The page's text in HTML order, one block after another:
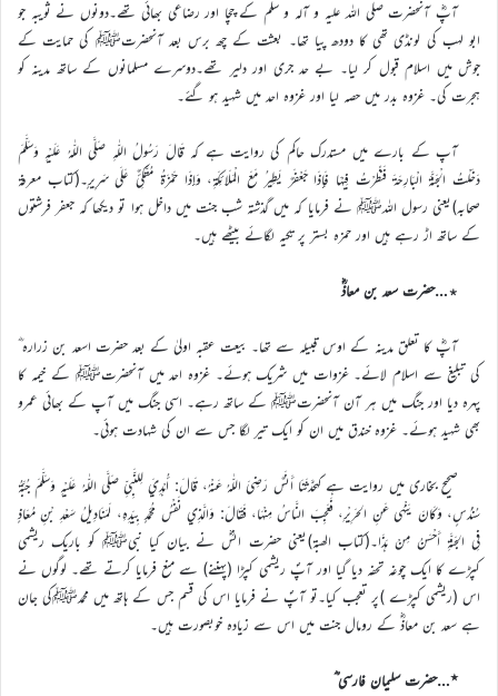
آپؓ آنحضرت صلی اللہ علیہ و آلہ و سلم کے چچا اور رضاعی بھائی تھے۔دونوں نے ثویبہ جو
ابو لہب کی لونڈی تھی کا دودھ پیا تھا۔ بعثت کے چھ برس بعد آنحضرتﷺ کی حمایت کے
جوش میں اسلام قبول کر لیا۔ بے حد جری اور دلیر تھے۔دوسرے مسلمانوں کے ساتھ مدینہ کو
ہجرت کی۔ غزوہ بدر میں حصہ لیا اور غزوہ احد میں شہید ہو گئے۔
آپ کے بارے میں مستدرک حاکم کی روایت ہے کہ قَالَ رَسُولُ اللّٰهِ صَلَّى اللّٰهُ عَلَيْهِ وَسَلَّمَ
دَخَلْتُ الْجَنَّةَ الْبَارِحَةَ فَنَظَرْتُ فِيْهَا فَإِذَا جَعْفَرٌ يَطِيرُ مَعَ الْمَلَائِكَةِ، وَإِذَا حَمْزَةُ مُتَّكِئٌ عَلَى سَرِيرٍ۔(کتاب معرفة
صحابہ)یعنی رسول اللہﷺ نے فرمایا کہ میں گذشتہ شب جنت میں داخل ہوا تو دیکھا کہ جعفر فرشتوں
کے ساتھ اڑ رہے ہیں اور حمزہ بستر پر تکیہ لگائے بیٹھے ہیں۔
٭…حضرت سعد بن معاذؓ
آپؓ کا تعلق مدینہ کے اوس قبیلہ سے تھا۔ بیعت عقبہ اولیٰ کے بعد حضرت اسعد بن زرارہ ؓ
کی تبلیغ سے اسلام لائے۔ غزوات میں شریک ہوئے۔ غزوہ احد میں آنحضرتﷺ کے خیمہ کا
پہرہ دیا اور جنگ میں ہر آن آنحضرتﷺ کے ساتھ رہے۔ اسی جنگ میں آپ کے بھائی عمرو
بھی شہید ہوئے۔ غزوہ خندق میں ان کو ایک تیر لگا جس سے ان کی شہادت ہوئی۔
صحیح بخاری میں روایت ہے کہحَدَّثَنَا أَنَسٌ رَضِيَ اللّٰهُ عَنْهُ، قَالَ: أُهْدِيَ لِلنَّبِيِّ صَلَّى اللّٰهُ عَلَيْهِ وَسَلَّمَ جُبَّةُ
سُنْدُسٍ، وَكَانَ يَنْهَى عَنِ الحَرِيْرِ، فَعَجِبَ النَّاسُ مِنْهَا، فَقَالَ: وَالَّذِي نَفْسُ مُحَمَّدٍ بِيَدِهِ، لَمَنَادِيلُ سَعْدِ بْنِ مُعَاذٍ
فِي الجَنَّةِ أَحْسَنُ مِنْ هَذَا۔(کتاب الھبة)یعنی حضرت انسؓ نے بیان کیا نبیﷺ کو باریک ریشمی
کپڑے کا ایک چوغہ تحفہ دیا گیا اور آپؐ ریشمی کپڑا (پہننے) سے منع فرمایا کرتے تھے۔ لوگوں نے
اس (ریشمی کپڑے )پر تعجب کیا۔تو آپؐ نے فرمایا اس کی قسم جس کے ہاتھ میں محمدﷺکی جان
ہے سعد بن معاذؓ کے رومال جنت میں اس سے زیادہ خوبصورت ہیں۔
٭…حضرت سلیمان فارسی ؓ